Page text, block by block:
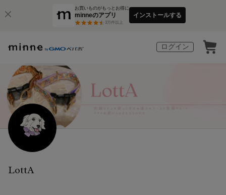
お買いものがもっとお得に
minneのアプリ
3万件以上
インストールする
ログイン
LottA